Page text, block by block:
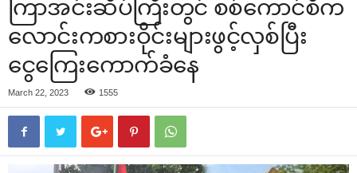
ကြာအင်းဆိပ်ကြီးတွင် စစ်ကောင်စီက
လောင်းကစားဝိုင်းများဖွင့်လှစ်ပြီး
ငွေကြေးကောက်ခံနေ
March 22, 2023 1555